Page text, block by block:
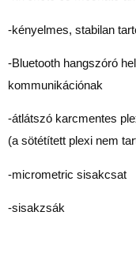
-kényelmes, stabilan
-Bluetooth hangszóró
kommunikációnak
-átlátszó karcmentes
(a sötétített plexi nem
-micrometric sisakcsat
-sisakzsák